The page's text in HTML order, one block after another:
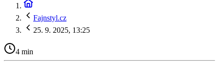
Fajnstyl.cz
25. 9. 2025, 13:25
4 min